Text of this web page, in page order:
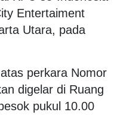
Entertaiment
Utara, pada
perkara Nomor
digelar di Ruang
pukul 10.00